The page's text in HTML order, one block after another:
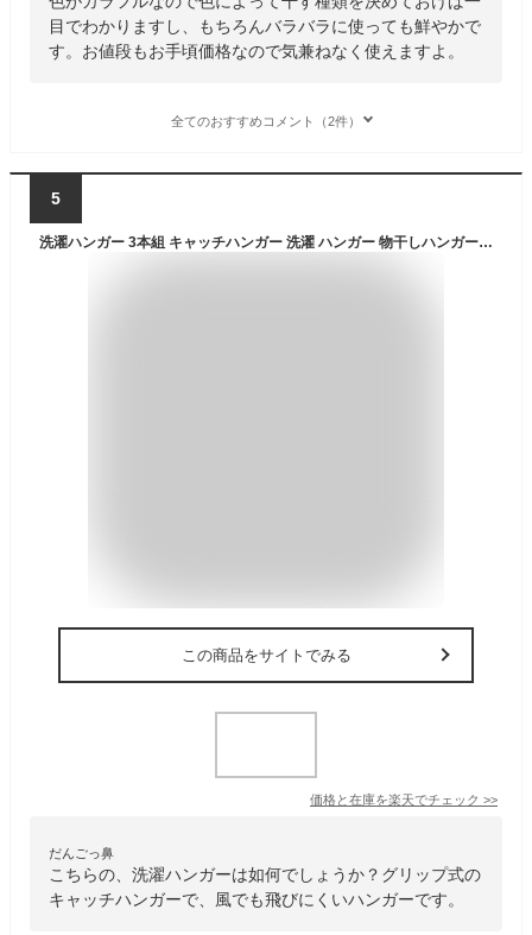
目でわかりますし、もちろんバラバラに使っても鮮やかで
す。お値段もお手頃価格なので気兼ねなく使えますよ。
全てのおすすめコメント（2件）
5
洗濯ハンガー 3本組 キャッチハンガー 洗濯 ハンガー 物干しハンガー （ ドライハンガー グリップ式 衣類ハンガー グリップ 飛ばない 固定 洗濯用品 洗濯物干し 室内干し 外干し 物干し 3本セット 白 丈夫 ）【3980円以上送料無料】
この商品をサイトでみる
価格と在庫を楽天でチェック >>
だんごっ鼻
こちらの、洗濯ハンガーは如何でしょうか？グリップ式の
キャッチハンガーで、風でも飛びにくいハンガーです。